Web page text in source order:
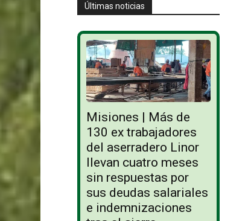
Últimas noticias
Misiones | Más de
130 ex trabajadores
del aserradero Linor
llevan cuatro meses
sin respuestas por
sus deudas salariales
e indemnizaciones